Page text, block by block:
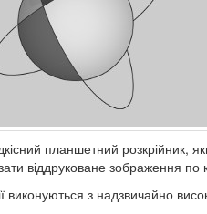
планшетний розкрійник,
віддруковане зображення
виконуються з надзвичайно